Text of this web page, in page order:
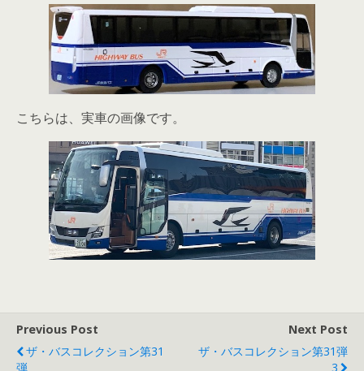
こちらは、実車の画像です。
Previous Post
ザ・バスコレクション第31
弾
Next Post
ザ・バスコレクション第31弾
_3